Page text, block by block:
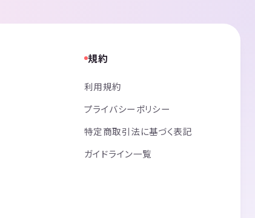
規約
利用規約
プライバシーポリシー
特定商取引法に基づく表記
ガイドライン一覧